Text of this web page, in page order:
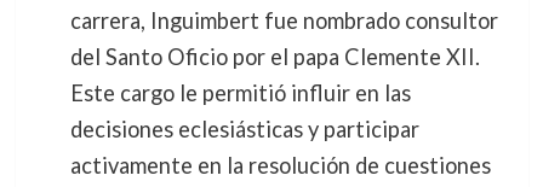
carrera, Inguimbert fue nombrado consultor
del Santo Oficio por el papa Clemente XII.
Este cargo le permitió influir en las
decisiones eclesiásticas y participar
activamente en la resolución de cuestiones